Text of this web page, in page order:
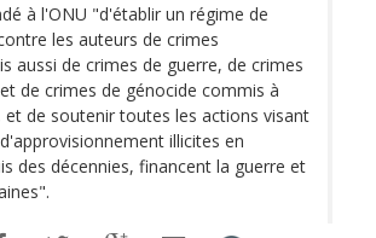
à l'ONU "d'établir un régime de
les auteurs de crimes
aussi de crimes de guerre, de crimes
de crimes de génocide commis à
et de soutenir toutes les actions visant
illicites en
des décennies, financent la guerre et